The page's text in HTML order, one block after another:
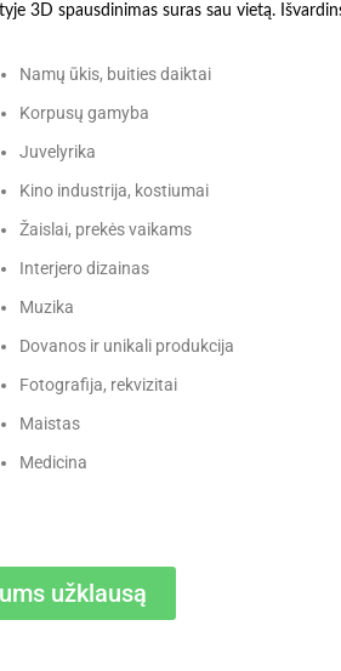
3D spausdinimas suras sau vietą.
Namų ūkis, buities daiktai
Korpusų gamyba
Juvelyrika
Kino industrija, kostiumai
Žaislai, prekės vaikams
Interjero dizainas
Muzika
Dovanos ir unikali produkcija
Fotografija, rekvizitai
Maistas
Medicina
užklausą